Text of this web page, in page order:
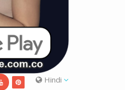
Hindi